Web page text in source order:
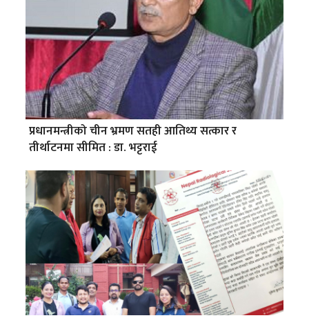
प्रधानमन्त्रीको चीन भ्रमण सतही आतिथ्य सत्कार र
तीर्थाटनमा सीमित : डा. भट्टराई